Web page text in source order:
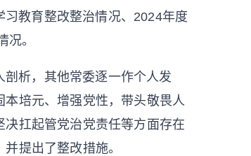
习教育整改整治情况、2024年度
况。
剖析，其他常委逐一作个人发
本培元、增强党性，带头敬畏人
决扛起管党治党责任等方面存在
提出了整改措施。